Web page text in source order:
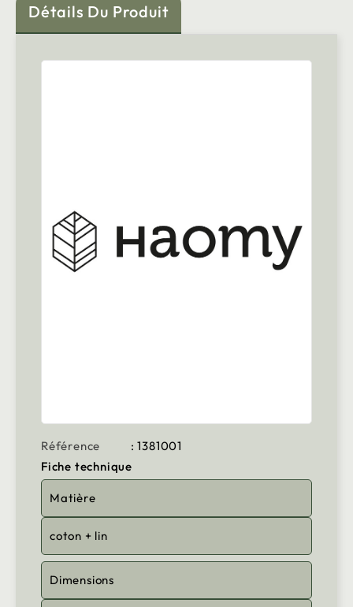
Détails Du Produit
Référence
: 1381001
Fiche technique
Matière
coton + lin
Dimensions